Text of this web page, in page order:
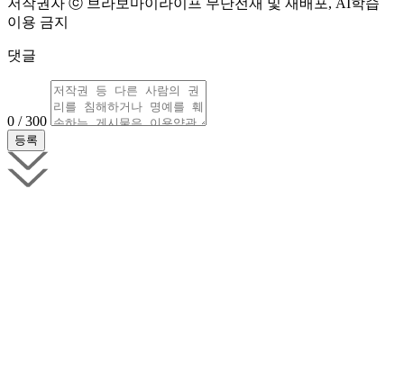
저작권자 ⓒ 브라보마이라이프 무단전재 및 재배포, AI학습
이용 금지
댓글
0 / 300